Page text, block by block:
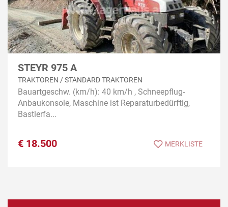
STEYR 975 A
TRAKTOREN / STANDARD TRAKTOREN
Bauartgeschw. (km/h): 40 km/h , Schneepflug-
Anbaukonsole, Maschine ist Reparaturbedürftig,
Bastlerfa...
€ 18.500 MERKLISTE